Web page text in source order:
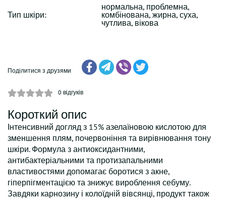
Тип шкіри:
нормальна, проблемна,
комбінована, жирна, суха,
чутлива, вікова
Поділитися з друзями
0 відгуків
Короткий опис
Інтенсивний догляд з 15% азелаїновою кислотою для
зменшення плям, почервоніння та вирівнювання тону
шкіри. Формула з антиоксидантними,
антибактеріальними та протизапальними
властивостями допомагає боротися з акне,
гіперпігментацією та знижує вироблення себуму.
Завдяки карнозину і колоїдній вівсянці, продукт також